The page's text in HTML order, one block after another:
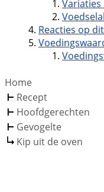
Variaties
Reacties op
Home
Recept
Hoofdgerechten
Gevogelte
Kip uit de oven